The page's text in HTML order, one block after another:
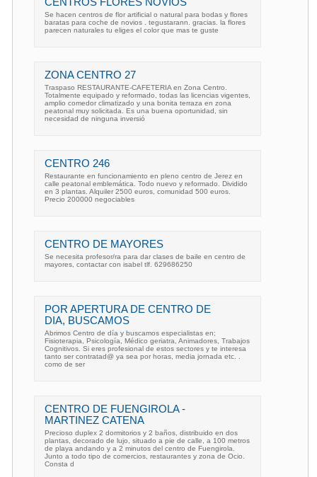
Se hacen centros de flor artificial o natural para bodas y flores
baratas para coche de novios . tegustarann. gracias. la flores
parecen naturales tu eliges el color que mas te guste
ZONA CENTRO 27
Traspaso RESTAURANTE-CAFETERIA en Zona Centro.
Totalmente equipado y reformado, todas las licencias vigentes,
amplio comedor climatizado y una bonita terraza en zona
peatonal muy solicitada. Es una buena oportunidad, sin
necesidad de ninguna inversió
CENTRO 246
Restaurante en funcionamiento en pleno centro de Jerez en
calle peatonal emblemática. Todo nuevo y reformado. Dividido
en 3 plantas. Alquiler 2500 euros, comunidad 500 euros.
Precio 200000 negociables
CENTRO DE MAYORES
Se necesita profesor/ra para dar clases de baile en centro de
mayores, contactar con isabel tlf. 629686250
POR APERTURA DE CENTRO DE
DIA, BUSCAMOS
Abrimos Centro de día y buscamos especialistas en;
Fisioterapia, Psicología, Médico geriatra, Animadores, Trabajos
Cognitivos. Si eres profesional de estos sectores y te interesa
tanto ser contratad@ ya sea por horas, media jornada etc. .
como de ser
CENTRO DE FUENGIROLA -
MARTINEZ CATENA
Precioso duplex 2 dormitorios y 2 baños, distribuido en dos
plantas, decorado de lujo, situado a pie de calle, a 100 metros
de playa andando y a 2 minutos del centro de Fuengirola.
Junto a todo tipo de comercios, restaurantes y zona de Ocio.
Consta d